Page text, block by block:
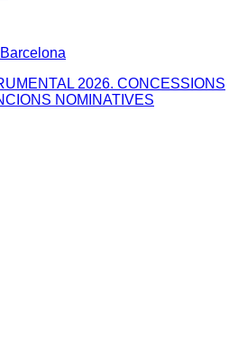
2026. CONCESSIONS
NOMINATIVES